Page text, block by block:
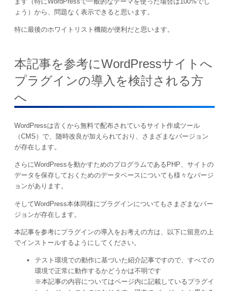
ょう）から、問題なく表示できると思います。
特に最後のホワイトリスト機能が便利だと思います。
本記事を参考にWordPressサイトへ
プラグインの導入を検討される方
へ
WordPressは古くから無料で配布されているサイト作成ツール
（CMS）で、随時改良が加えられており、さまざまなバージョン
が存在します。
さらにWordPressを動かすためのプログラムであるPHP、サイトの
データを保存しておくためのデータベースについても様々なバージ
ョンがあります。
そしてWordPress本体同様にプラグインについてもさまざまなバー
ジョンが存在します。
本記事を参考にプラグインの導入をお考えの方は、以下に留意の上
でインストールするようにしてください。
テスト環境での動作に基づいた紹介記事ですので、すべての
環境で正常に動作するかどうかは不明です
※本記事の内容についてはページ内に記載しているプラグイ